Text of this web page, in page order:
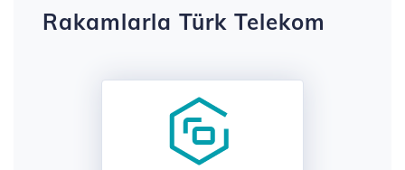
Rakamlarla Türk Telekom